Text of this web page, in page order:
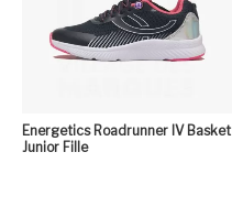
Energetics Roadrunner IV Basket
Junior Fille